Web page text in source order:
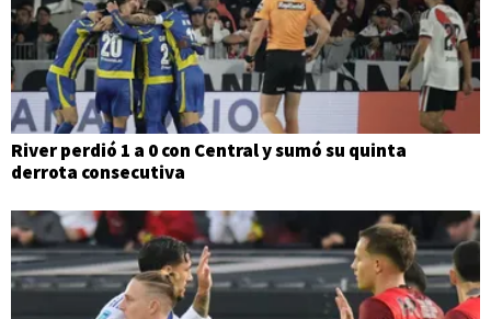
River perdió 1 a 0 con Central y sumó su quinta
derrota consecutiva